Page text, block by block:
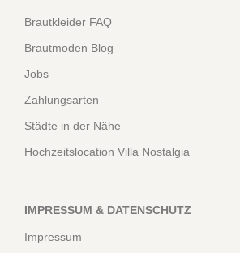
Brautkleider FAQ
Brautmoden Blog
Jobs
Zahlungsarten
Städte in der Nähe
Hochzeitslocation Villa Nostalgia
IMPRESSUM & DATENSCHUTZ
Impressum